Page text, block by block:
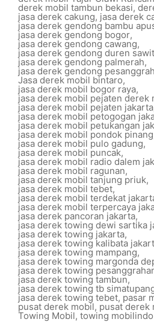
derek mobil tambun bekasi,
jasa derek cakung, jasa derek
jasa derek gendong bambu
jasa derek gendong bogor,
jasa derek gendong cawang,
jasa derek gendong duren sawit
jasa derek gendong palmerah,
jasa derek gendong
Jasa derek mobil bintaro,
jasa derek mobil bogor raya,
jasa derek mobil pejaten derek
jasa derek mobil pejaten jakarta
jasa derek mobil petogogan
jasa derek mobil petukangan
jasa derek mobil pondok pinang
jasa derek mobil pulo gadung,
jasa derek mobil puncak,
jasa derek mobil radio dalem
jasa derek mobil ragunan,
jasa derek mobil tanjung priuk,
jasa derek mobil tebet,
jasa derek mobil terdekat
jasa derek mobil terpercaya
jasa derek pancoran jakarta,
jasa derek towing dewi sartika
jasa derek towing jakarta,
jasa derek towing kalibata
jasa derek towing mampang,
jasa derek towing margonda
jasa derek towing
jasa derek towing tambun,
jasa derek towing tb
jasa derek towing tebet, pasar
pusat derek mobil, pusat derek
Towing Mobil, towing